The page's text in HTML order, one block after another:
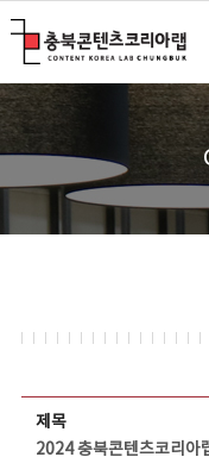
제목
2024 충북콘텐츠코리아